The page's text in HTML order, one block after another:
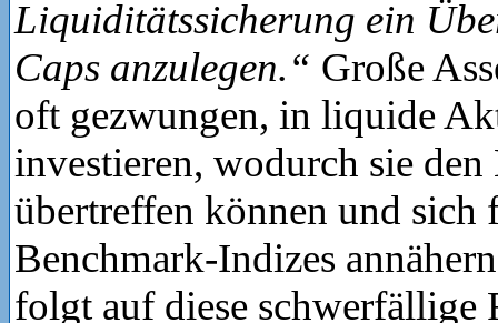
Liquiditätssicherung ein
Caps anzulegen.“ Große
oft gezwungen, in liquide
investieren, wodurch sie
übertreffen können und sich
Benchmark-Indizes
folgt auf diese schwerfällige